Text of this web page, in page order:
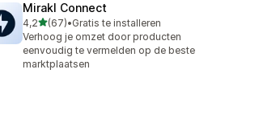
Mirakl Connect
4,2van 5 sterren
(67)
67 recensies in totaal
•Gratis te installeren
Verhoog je omzet door producten
eenvoudig te vermelden op de beste
marktplaatsen